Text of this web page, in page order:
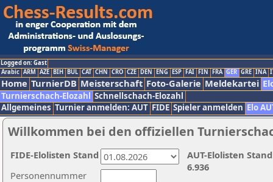
Logged on: Gast
Arabic ARM AZE BIH BUL CAT CHN CRO CZE DEN ENG ESP FAI FIN FRA GER GRE INA
Home TurnierDB Meisterschaft Foto-Galerie Meldekartei
Turnierschach-Elozahl Schnellschach-Elozahl
Allgemeines Turnier anmelden: AUT FIDE Spieler anmelden Elo
Willkommen bei den offiziellen
Personennummer
AUT-Elolisten
6.936
FIDE-Elolisten Stand